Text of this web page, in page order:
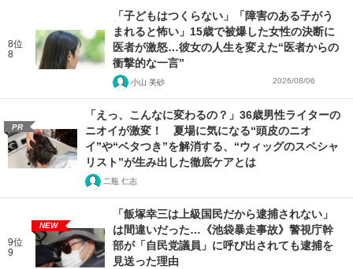
8位
8
「子どもはつくらない」「障害のある子がう
まれると怖い」15歳で被爆した女性の決断に
医者が激怒…彼女の人生を変えた“医者からの
衝撃的な一言”
小山 美砂 2026/08/06
PR
「えっ、こんなに変わるの？」36歳男性ライターの
ニオイが激変！ 夏場に気になる“頭皮のニオ
イ”や“ベタつき”を解消する、“ウィッグのスペシャ
リスト”が生み出した徹底ケアとは
二瓶 仁志
9位
9
NEW
「飯塚幸三は上級国民だから逮捕されない」
は間違いだった…《池袋暴走事故》警視庁幹
部が「自民党議員」に呼び出されても逮捕を
見送った理由